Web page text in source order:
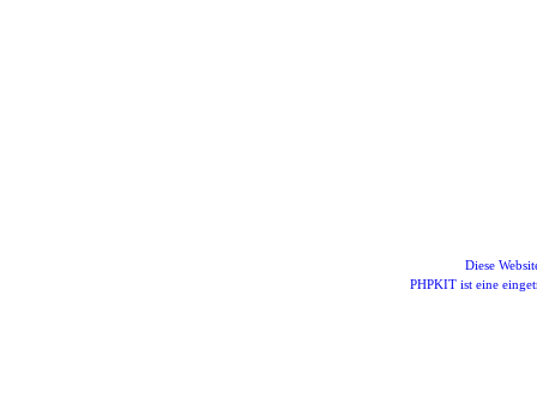
Diese
PHPKIT ist eine